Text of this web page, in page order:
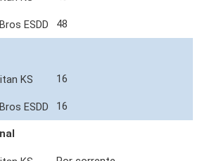
48
16
16